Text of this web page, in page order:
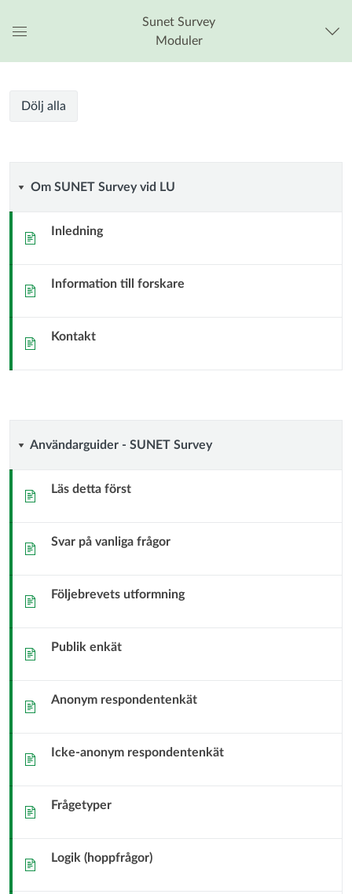
navigationsmeny
Sunet Survey
Moduler
Sunet
Sunet
Kursmoduler
Dölj alla
Om
SUNET
vid
Om SUNET Survey vid LU
Sida Inledning
Sida Information till forskare
Sida Kontakt
Användarguider
Survey
Användarguider - SUNET Survey
Sida Läs detta först
Sida Svar på vanliga frågor
Sida Följebrevets utformning
Sida Publik enkät
Sida Anonym respondentenkät
Sida Icke-anonym respondentenkät
Sida Frågetyper
Sida Logik (hoppfrågor)